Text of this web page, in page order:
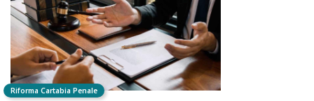
Riforma Cartabia Penale